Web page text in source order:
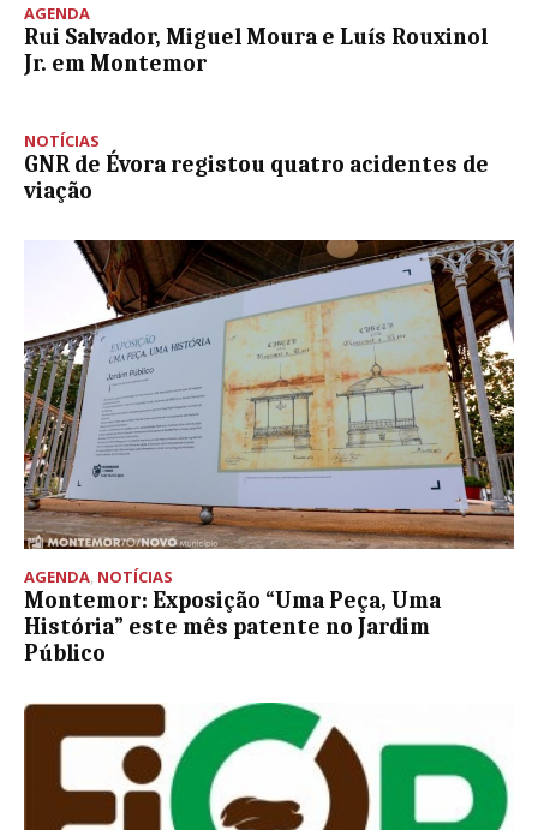
AGENDA
Rui Salvador, Miguel Moura e Luís Rouxinol
Jr. em Montemor
NOTÍCIAS
GNR de Évora registou quatro acidentes de
viação
AGENDA, NOTÍCIAS
Montemor: Exposição “Uma Peça, Uma
História” este mês patente no Jardim
Público